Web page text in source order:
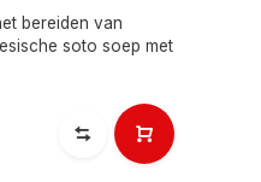
bereiden van
soto soep met